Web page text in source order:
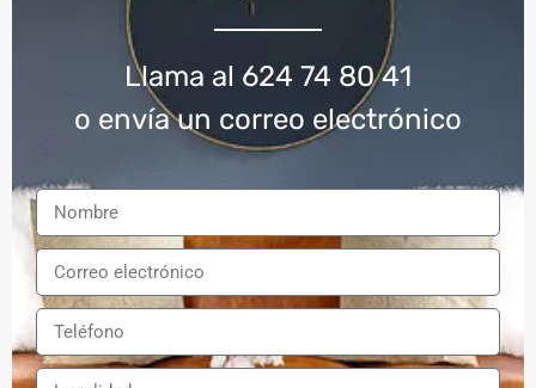
Llama al 624 74 80 41
o envía un correo electrónico